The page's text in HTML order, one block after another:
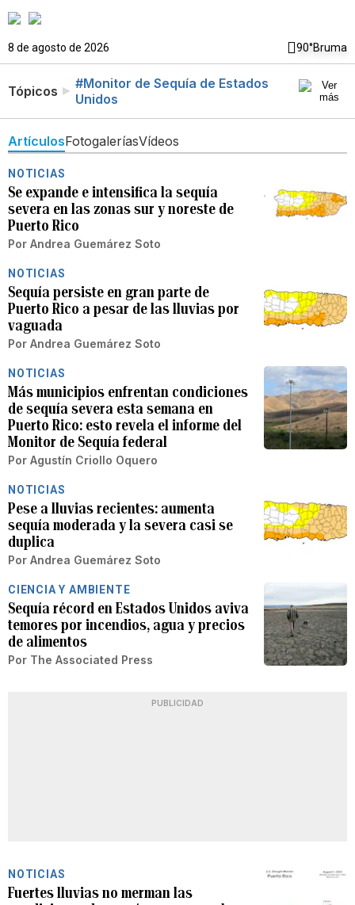
8 de agosto de 2026 90°Bruma
Tópicos
#Monitor de Sequía de Estados
Unidos
ArtículosFotogaleríasVídeos
NOTICIAS
Se expande e intensifica la sequía
severa en las zonas sur y noreste de
Puerto Rico
Por Andrea Guemárez Soto
NOTICIAS
Sequía persiste en gran parte de
Puerto Rico a pesar de las lluvias por
vaguada
Por Andrea Guemárez Soto
NOTICIAS
Más municipios enfrentan condiciones
de sequía severa esta semana en
Puerto Rico: esto revela el informe del
Monitor de Sequía federal
Por Agustín Criollo Oquero
NOTICIAS
Pese a lluvias recientes: aumenta
sequía moderada y la severa casi se
duplica
Por Andrea Guemárez Soto
CIENCIA Y AMBIENTE
Sequía récord en Estados Unidos aviva
temores por incendios, agua y precios
de alimentos
Por The Associated Press
PUBLICIDAD
NOTICIAS
Fuertes lluvias no merman las